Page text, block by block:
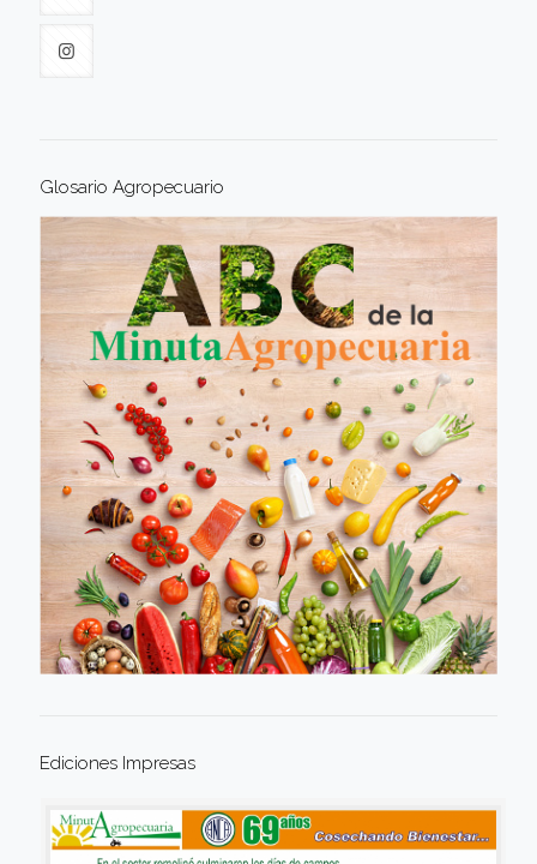
Glosario Agropecuario
Ediciones Impresas